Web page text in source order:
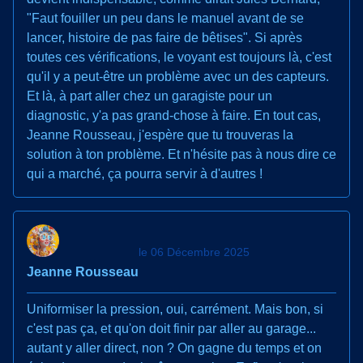
"Faut fouiller un peu dans le manuel avant de se
lancer, histoire de pas faire de bêtises". Si après
toutes ces vérifications, le voyant est toujours là, c'est
qu'il y a peut-être un problème avec un des capteurs.
Et là, à part aller chez un garagiste pour un
diagnostic, y'a pas grand-chose à faire. En tout cas,
Jeanne Rousseau, j'espère que tu trouveras la
solution à ton problème. Et n'hésite pas à nous dire ce
qui a marché, ça pourra servir à d'autres !
Jeanne Rousseau
le 06 Décembre 2025
Uniformiser la pression, oui, carrément. Mais bon, si
c'est pas ça, et qu'on doit finir par aller au garage...
autant y aller direct, non ? On gagne du temps et on